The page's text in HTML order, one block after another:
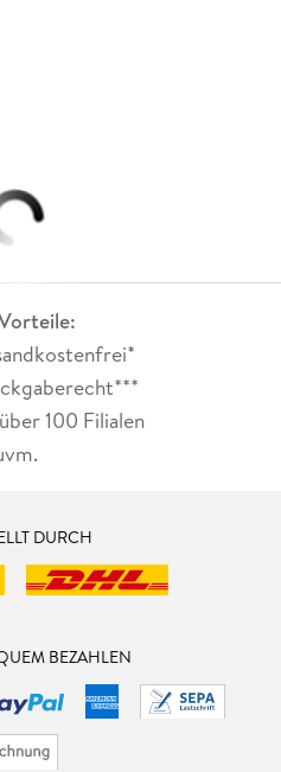
100 Filialen
DURCH
BEZAHLEN